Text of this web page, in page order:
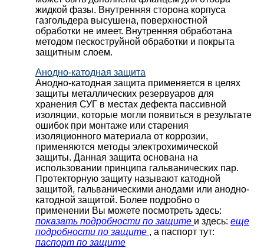
жидкой фазы. Внутренняя сторона корпуса
газгольдера высушена, поверхностной
обработки не имеет. Внутренняя обработана
методом пескоструйной обработки и покрыта
защитным слоем.
Анодно-катодная защита
Анодно-катодная защита применяется в целях
защиты металлических резервуаров для
хранения СУГ в местах дефекта пассивной
изоляции, которые могли появиться в результате
ошибок при монтаже или старения
изоляционного материала от коррозии,
применяются методы электрохимической
защиты. Данная защита основана на
использовании принципа гальванических пар.
Протекторную защиту называют катодной
защитой, гальваническими анодами или анодно-
катодной защитой. Более подробно о
применении Вы можете посмотреть здесь:
показать подробности по защите и здесь: еще
подробности по защите , а паспорт тут:
паспорт по защите